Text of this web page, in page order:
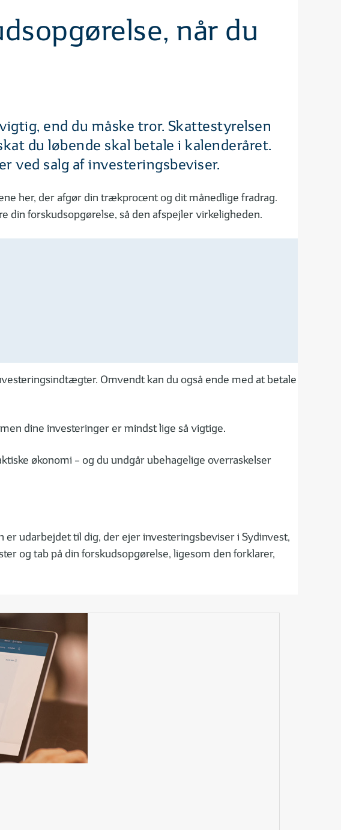
når du
end du måske tror. Skattestyrelsen
du løbende skal betale i kalenderåret.
ved salg af investeringsbeviser.
her, der afgør din trækprocent og dit månedlige fradrag.
forskudsopgørelse, så den afspejler virkeligheden.
Omvendt kan du også ende med at betale
dine investeringer er mindst lige så vigtige.
økonomi – og du undgår ubehagelige overraskelser
udarbejdet til dig, der ejer investeringsbeviser i Sydinvest,
og tab på din forskudsopgørelse, ligesom den forklarer,